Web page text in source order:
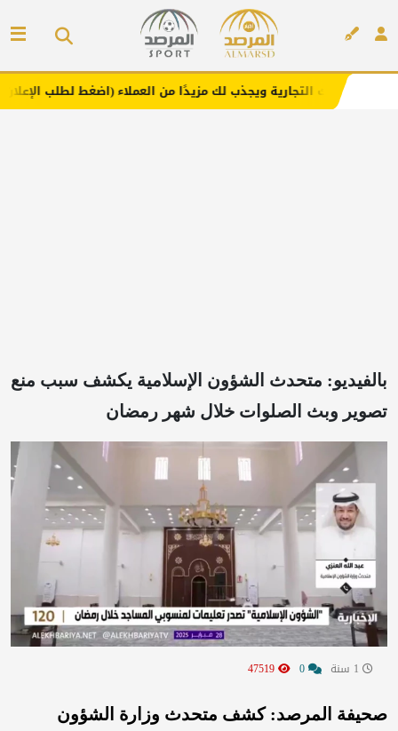
ويجذب لك مزيدًا من العملاء (اضغط لطلب الإعلان)
بالفيديو: متحدث الشؤون الإسلامية يكشف سبب منع
تصوير وبث الصلوات خلال شهر رمضان
صحيفة المرصد: كشف متحدث وزارة الشؤون